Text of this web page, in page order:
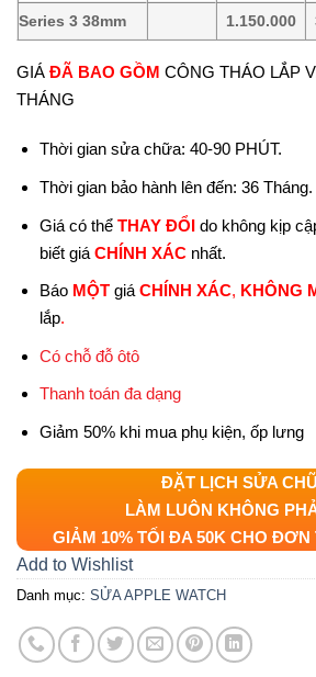
Series 3 38mm 1.150.000
GIÁ ĐÃ BAO GỒM CÔNG THÁO LẮP
THÁNG
Thời gian sửa chữa: 40-90 PHÚT.
Thời gian bảo hành lên đến: 36 Tháng.
Giá có thể THAY ĐỔIdo không kịp
biết giá CHÍNH XÁCnhất.
Báo MỘT giá CHÍNH XÁC, KHÔNG
lắp.
Có chỗ đỗ ôtô
Thanh toán đa dạng
Giảm 50% khi mua phụ kiện, ốp lưng
ĐẶT LỊCH SỬA
LÀM LUÔN KHÔNG
GIẢM 10% TỐI ĐA 50K CHO ĐƠN
Add to Wishlist
Danh mục: SỬA APPLE WATCH